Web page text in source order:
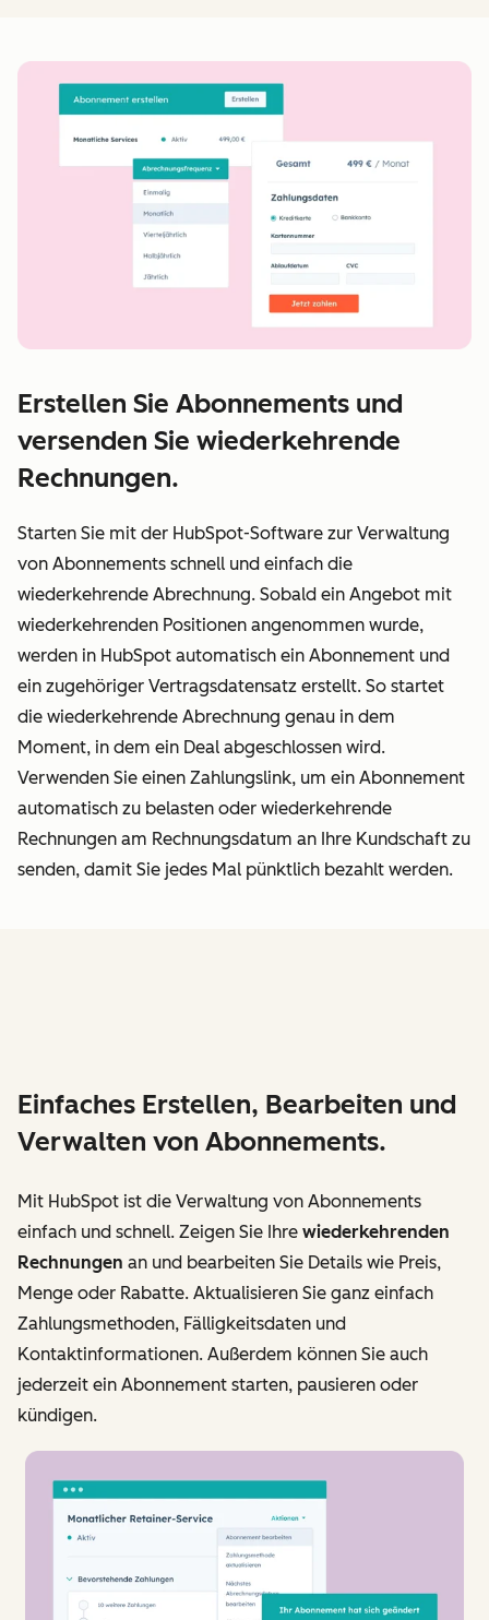
Erstellen Sie Abonnements und
versenden Sie wiederkehrende
Rechnungen.
Starten Sie mit der HubSpot-Software zur Verwaltung
von Abonnements schnell und einfach die
wiederkehrende Abrechnung. Sobald ein Angebot mit
wiederkehrenden Positionen angenommen wurde,
werden in HubSpot automatisch ein Abonnement und
ein zugehöriger Vertragsdatensatz erstellt. So startet
die wiederkehrende Abrechnung genau in dem
Moment, in dem ein Deal abgeschlossen wird.
Verwenden Sie einen Zahlungslink, um ein Abonnement
automatisch zu belasten oder wiederkehrende
Rechnungen am Rechnungsdatum an Ihre Kundschaft zu
senden, damit Sie jedes Mal pünktlich bezahlt werden.
Einfaches Erstellen, Bearbeiten und
Verwalten von Abonnements.
Mit HubSpot ist die Verwaltung von Abonnements
einfach und schnell. Zeigen Sie Ihre wiederkehrenden
Rechnungen an und bearbeiten Sie Details wie Preis,
Menge oder Rabatte. Aktualisieren Sie ganz einfach
Zahlungsmethoden, Fälligkeitsdaten und
Kontaktinformationen. Außerdem können Sie auch
jederzeit ein Abonnement starten, pausieren oder
kündigen.